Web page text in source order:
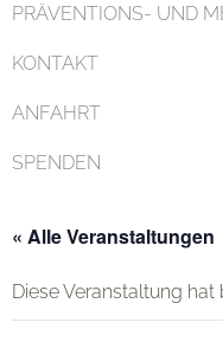
PRÄVENTIONS- UND
KONTAKT
ANFAHRT
SPENDEN
« Alle Veranstaltungen
Diese Veranstaltung